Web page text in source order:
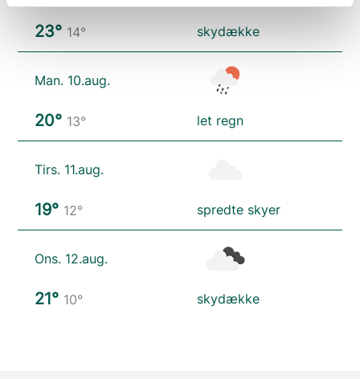
23° 14° skydække
Man. 10.aug.
20° 13° let regn
Tirs. 11.aug.
19° 12° spredte skyer
Ons. 12.aug.
21° 10° skydække